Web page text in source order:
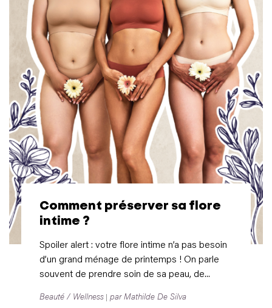
Comment préserver sa flore
intime ?
Spoiler alert : votre flore intime n’a pas besoin
d’un grand ménage de printemps ! On parle
souvent de prendre soin de sa peau, de...
Beauté / Wellness par Mathilde De Silva